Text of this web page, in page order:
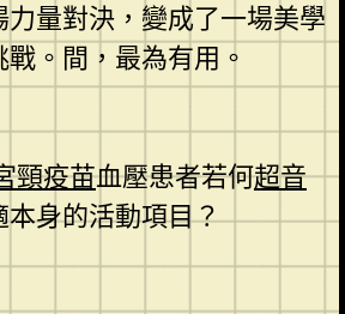
量對決，變成了一場美學
。間，最為有用。
頸疫苗血壓患者若何超音
本身的活動項目？